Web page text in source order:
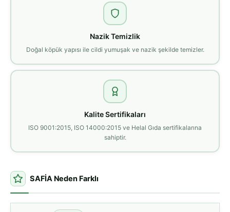
Nazik Temizlik
Doğal köpük yapısı ile cildi yumuşak ve nazik şekilde temizler.
Kalite Sertifikaları
ISO 9001:2015, ISO 14000:2015 ve Helal Gıda sertifikalarına
sahiptir.
SAFİA Neden Farklı